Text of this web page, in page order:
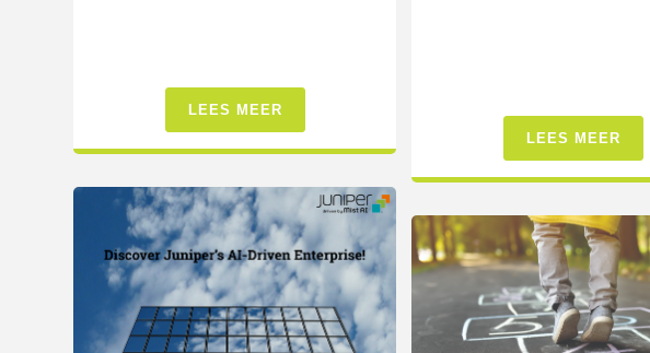
LEES MEER
LEES MEER